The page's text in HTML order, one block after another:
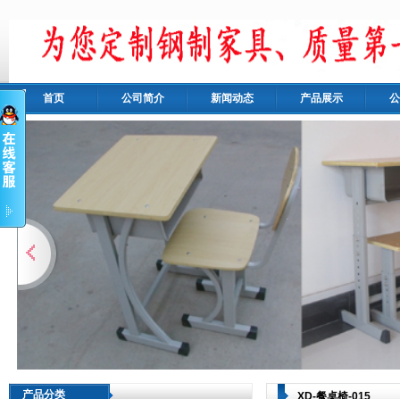
首页 公司简介 新闻动态 产品展示
产品分类 XD-餐桌椅-015